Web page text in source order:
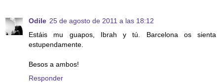
Odile 25 de agosto de 2011 a las 18:12
Estáis mu guapos, Ibrah y tú. Barcelona os sienta
estupendamente.
Besos a ambos!
Responder